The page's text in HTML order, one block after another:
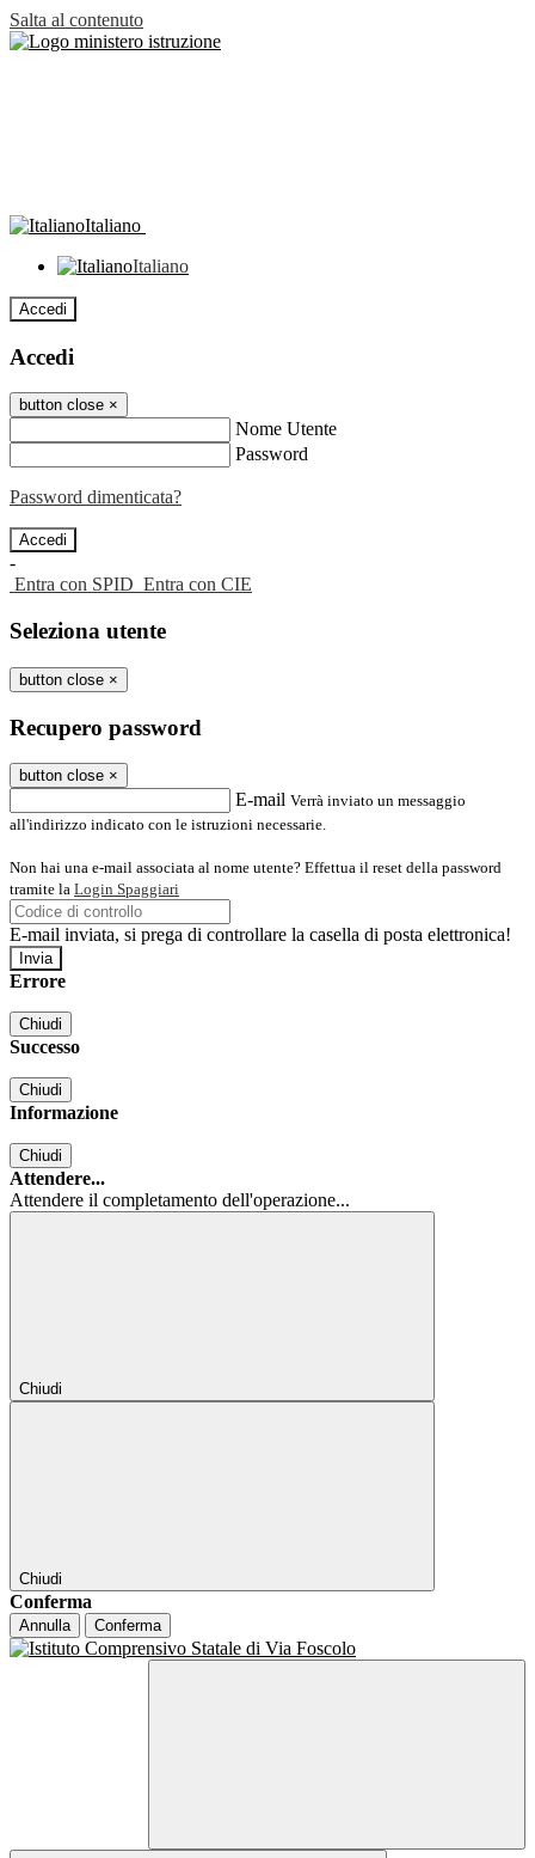
Salta al contenuto
Italiano
Italiano
Accedi
Accedi
button close ×
Nome Utente
Password
Password dimenticata?
-
Entra con SPID Entra con CIE
Seleziona utente
button close ×
Recupero password
button close ×
E-mail Verrà inviato un messaggio
all'indirizzo indicato con le istruzioni necessarie.
Non hai una e-mail associata al nome utente? Effettua il reset della password
tramite la Login Spaggiari
E-mail inviata, si prega di controllare la casella di posta elettronica!
Errore
Chiudi
Successo
Chiudi
Informazione
Chiudi
Attendere...
Attendere il completamento dell'operazione...
Chiudi
Chiudi
Conferma
Annulla Conferma